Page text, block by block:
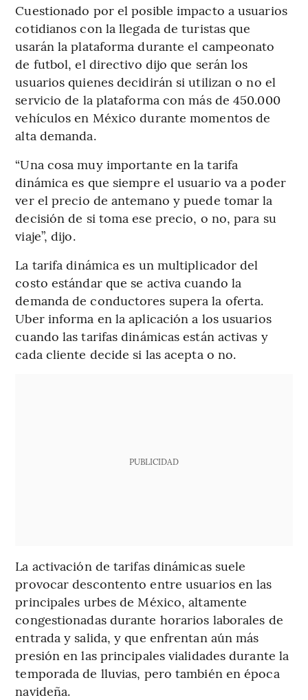
Cuestionado por el posible impacto a usuarios
cotidianos con la llegada de turistas que
usarán la plataforma durante el campeonato
de futbol, el directivo dijo que serán los
usuarios quienes decidirán si utilizan o no el
servicio de la plataforma con más de 450.000
vehículos en México durante momentos de
alta demanda.
“Una cosa muy importante en la tarifa
dinámica es que siempre el usuario va a poder
ver el precio de antemano y puede tomar la
decisión de si toma ese precio, o no, para su
viaje”, dijo.
La tarifa dinámica es un multiplicador del
costo estándar que se activa cuando la
demanda de conductores supera la oferta.
Uber informa en la aplicación a los usuarios
cuando las tarifas dinámicas están activas y
cada cliente decide si las acepta o no.
PUBLICIDAD
La activación de tarifas dinámicas suele
provocar descontento entre usuarios en las
principales urbes de México, altamente
congestionadas durante horarios laborales de
entrada y salida, y que enfrentan aún más
presión en las principales vialidades durante la
temporada de lluvias, pero también en época
navideña.